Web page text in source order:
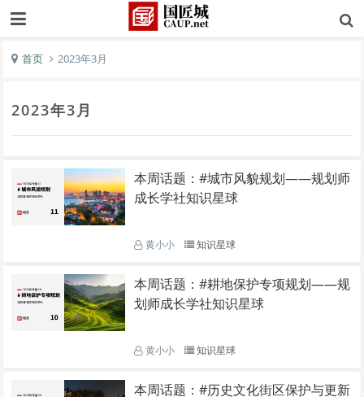
首页 2023年3月
2023年3月
本周话题：#城市风貌规划——规划师
成长学社知识星球
黄小小 知识星球
本周话题：#耕地保护专项规划——规
划师成长学社知识星球
黄小小 知识星球
本周话题：#历史文化街区保护与更新